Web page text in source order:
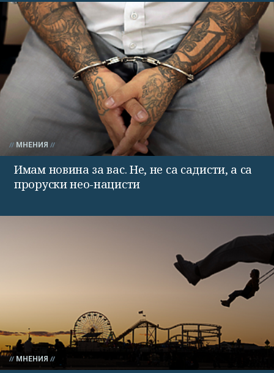
МНЕНИЯ
Имам новина за вас. Не, не са садисти, а са
проруски нео-нацисти
МНЕНИЯ